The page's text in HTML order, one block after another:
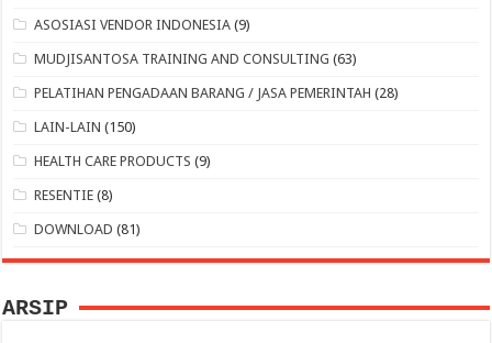
ASOSIASI VENDOR INDONESIA (9)
MUDJISANTOSA TRAINING AND CONSULTING (63)
PELATIHAN PENGADAAN BARANG / JASA PEMERINTAH (28)
LAIN-LAIN (150)
HEALTH CARE PRODUCTS (9)
RESENTIE (8)
DOWNLOAD (81)
ARSIP